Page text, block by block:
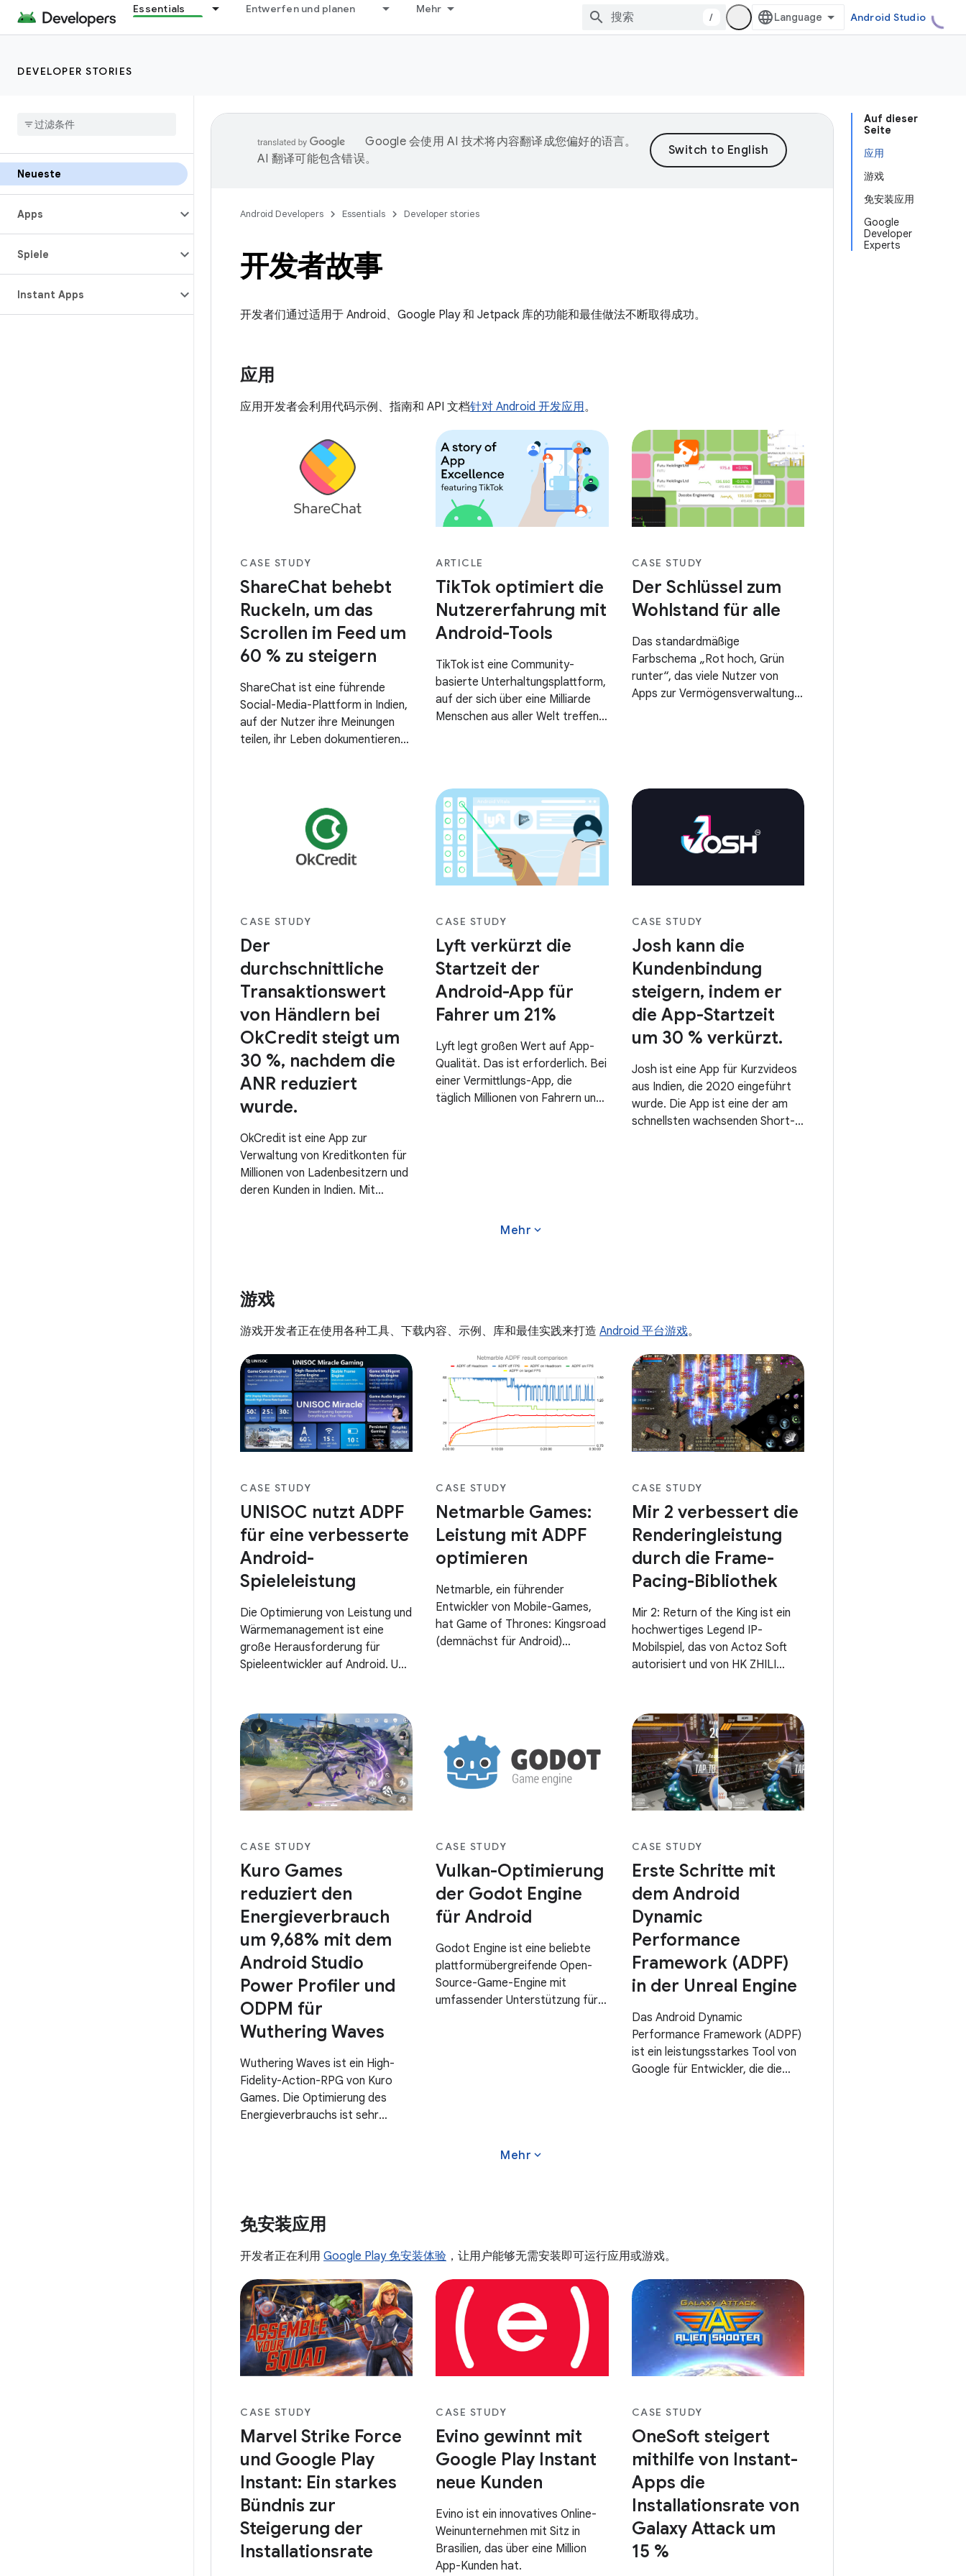
Essentials Entwerfen und planen Mehr
/ Android Studio
DEVELOPER STORIES
Neueste
Apps
Spiele
Instant Apps
Auf dieser
Seite
应用
游戏
免安装应用
Google
Developer
Experts
Google 会使用 AI 技术将内容翻译成您偏好的语言。
AI 翻译可能包含错误。
Android Developers Essentials Developer stories
开发者故事
开发者们通过适用于 Android、Google Play 和 Jetpack 库的功能和最佳做法不断取得成功。
应用
应用开发者会利用代码示例、指南和 API 文档针对 Android 开发应用。
CASE STUDY
ShareChat behebt
Ruckeln, um das
Scrollen im Feed um
60 % zu steigern
ShareChat ist eine führende
Social-Media-Plattform in Indien,
auf der Nutzer ihre Meinungen
teilen, ihr Leben dokumentieren
ARTICLE
TikTok optimiert die
Nutzererfahrung mit
Android-Tools
TikTok ist eine Community-
basierte Unterhaltungsplattform,
auf der sich über eine Milliarde
Menschen aus aller Welt treffen,
CASE STUDY
Der Schlüssel zum
Wohlstand für alle
Das standardmäßige
Farbschema „Rot hoch, Grün
runter“, das viele Nutzer von
Apps zur Vermögensverwaltung
Bedürfnisse der Nutzer ein und
nimmt konkrete Verbesserungen
vor, damit jeder die Grundlagen
für den Vermögensaufbau
CASE STUDY
Der
durchschnittliche
Transaktionswert
von Händlern bei
OkCredit steigt um
30 %, nachdem die
ANR reduziert
wurde.
OkCredit ist eine App zur
Verwaltung von Kreditkonten für
Millionen von Ladenbesitzern und
deren Kunden in Indien. Mit
über die App abgewickelt. Bei
einem so großen Umfang hat
OkCredit für alle Nutzer ein
geschaffen, indem das
Unternehmen sich darauf
konzentriert hat, ANR-Fehler zu
reduzieren und die Startzeit der
App zu verbessern.
CASE STUDY
Lyft verkürzt die
Startzeit der
Android-App für
Fahrer um 21%
Lyft legt großen Wert auf App-
Qualität. Das ist erforderlich. Bei
einer Vermittlungs-App, die
täglich Millionen von Fahrern und
CASE STUDY
Josh kann die
Kundenbindung
steigern, indem er
die App-Startzeit
um 30 % verkürzt.
Josh ist eine App für Kurzvideos
aus Indien, die 2020 eingeführt
wurde. Die App ist eine der am
schnellsten wachsenden Short-
verbessert.
Mehr expand_more
游戏
游戏开发者正在使用各种工具、下载内容、示例、库和最佳实践来打造 Android 平台游戏。
CASE STUDY
UNISOC nutzt ADPF
für eine verbesserte
Android-
Spieleleistung
Die Optimierung von Leistung und
Wärmemanagement ist eine
große Herausforderung für
Spieleentwickler auf Android. Um
Tools, mit denen sie hohe
Framerates mit einem
nachhaltigen
CASE STUDY
Netmarble Games:
Leistung mit ADPF
optimieren
Netmarble, ein führender
Entwickler von Mobile-Games,
hat Game of Thrones: Kingsroad
(demnächst für Android)
Ausführen
CASE STUDY
Mir 2 verbessert die
Renderingleistung
durch die Frame-
Pacing-Bibliothek
Mir 2: Return of the King ist ein
hochwertiges Legend IP-
Mobilspiel, das von Actoz Soft
autorisiert und von HK ZHILI
Dieses Spiel fängt nicht nur das
Gefühl von Mir 2 ein, einem
CASE STUDY
Kuro Games
reduziert den
Energieverbrauch
um 9,68% mit dem
Android Studio
Power Profiler und
ODPM für
Wuthering Waves
Wuthering Waves ist ein High-
Fidelity-Action-RPG von Kuro
Games. Die Optimierung des
Energieverbrauchs ist sehr
CASE STUDY
Vulkan-Optimierung
der Godot Engine
für Android
Godot Engine ist eine beliebte
plattformübergreifende Open-
Source-Game-Engine mit
umfassender Unterstützung für
CASE STUDY
Erste Schritte mit
dem Android
Dynamic
Performance
Framework (ADPF)
in der Unreal Engine
Das Android Dynamic
Performance Framework (ADPF)
ist ein leistungsstarkes Tool von
Google für Entwickler, die die
Mehr expand_more
免安装应用
开发者正在利用 Google Play 免安装体验 ，让用户能够无需安装即可运行应用或游戏。
CASE STUDY
Marvel Strike Force
und Google Play
Instant: Ein starkes
Bündnis zur
Steigerung der
Installationsrate
CASE STUDY
Evino gewinnt mit
Google Play Instant
neue Kunden
Evino ist ein innovatives Online-
Weinunternehmen mit Sitz in
Brasilien, das über eine Million
App-Kunden hat.
CASE STUDY
OneSoft steigert
mithilfe von Instant-
Apps die
Installationsrate von
Galaxy Attack um
15 %